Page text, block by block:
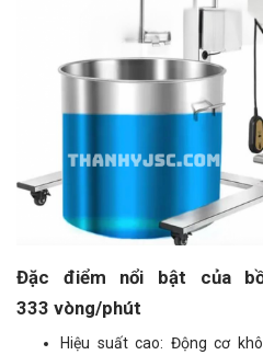
Đặc điểm nổi bật của
333 vòng/phút
Hiệu suất cao: Động cơ